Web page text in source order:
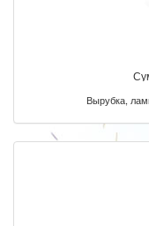
Вырубка,